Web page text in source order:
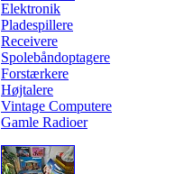
Elektronik
Pladespillere
Receivere
Spolebåndoptagere
Forstærkere
Højtalere
Vintage Computere
Gamle Radioer